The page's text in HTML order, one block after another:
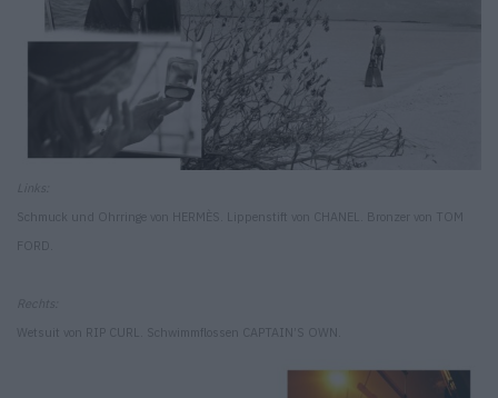
Schmuck und Ohrringe von HERMÈS. Lippenstift von CHANEL. Bronzer von TOM
Wetsuit von RIP CURL. Schwimmflossen CAPTAIN’S OWN.